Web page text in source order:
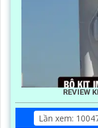
REVIEW
Lần xem: